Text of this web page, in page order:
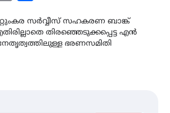
സർവ്വീസ് സഹകരണ ബാങ്ക്
തിരഞ്ഞെടുക്കപ്പെട്ട എൻ
ഭരണസമിതി